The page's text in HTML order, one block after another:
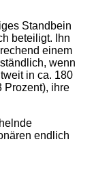
Standbein
beteiligt. Ihn
einem
wenn
in ca. 180
Prozent), ihre
endlich